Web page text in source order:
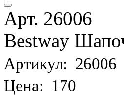
Арт. 26006
Bestway
Артикул: 26006
Цена: 170